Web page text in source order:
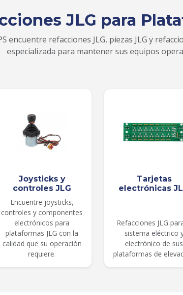
JLG para
encuentre refacciones JLG, piezas JLG y
especializada para mantener sus equipos
Joysticks y
controles JLG
Encuentre joysticks,
controles y componentes
electrónicos para
plataformas JLG con la
calidad que su operación
requiere.
Tarjetas
electrónicas
Refacciones JLG
sistema eléctrico
electrónico de sus
plataformas de